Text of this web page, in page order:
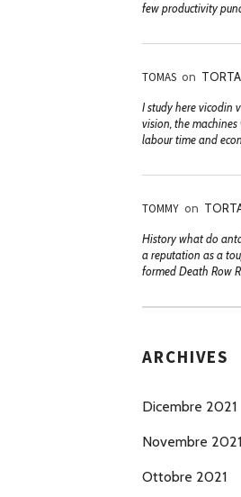
few productivity
TOMAS on
I study here vicodin
vision, the
labour time and
TOMMY on
History what do
a reputation as a
formed Death Row
ARCHIVES
Dicembre 2021
Novembre 2021
Ottobre 2021